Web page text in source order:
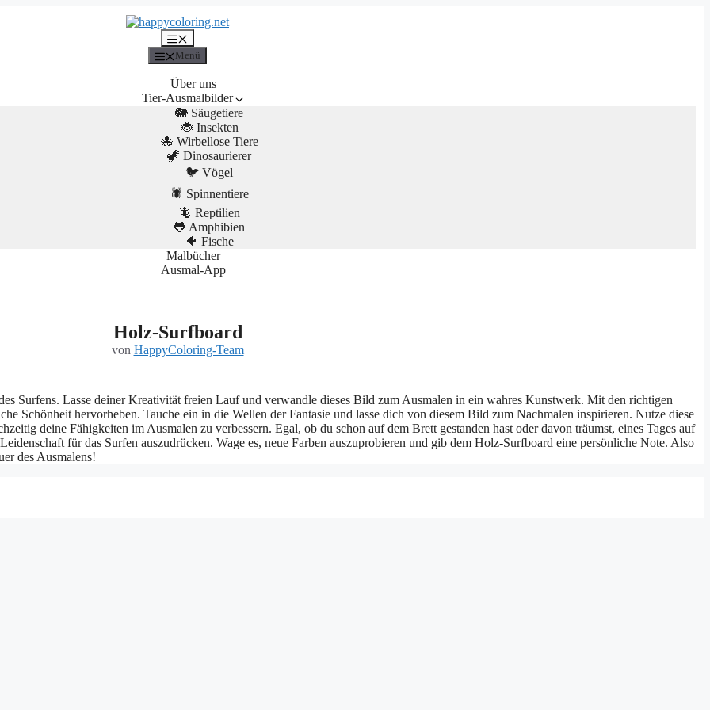
Menü
Über uns
Tier-Ausmalbilder
🐘 Säugetiere
🐞 Insekten
🐙 Wirbellose Tiere
🦖 Dinosaurierer
🐦 Vögel
🕷️ Spinnentiere
🦎 Reptilien
🐸 Amphibien
🐠 Fische
Malbücher
Ausmal-App
Holz-Surfboard
von HappyColoring-Team
Surfens. Lasse deiner Kreativität freien Lauf und verwandle dieses Bild zum Ausmalen in ein wahres Kunstwerk. Mit den richtigen
Schönheit hervorheben. Tauche ein in die Wellen der Fantasie und lasse dich von diesem Bild zum Nachmalen inspirieren. Nutze diese
deine Fähigkeiten im Ausmalen zu verbessern. Egal, ob du schon auf dem Brett gestanden hast oder davon träumst, eines Tages auf
für das Surfen auszudrücken. Wage es, neue Farben auszuprobieren und gib dem Holz-Surfboard eine persönliche Note. Also
des Ausmalens!